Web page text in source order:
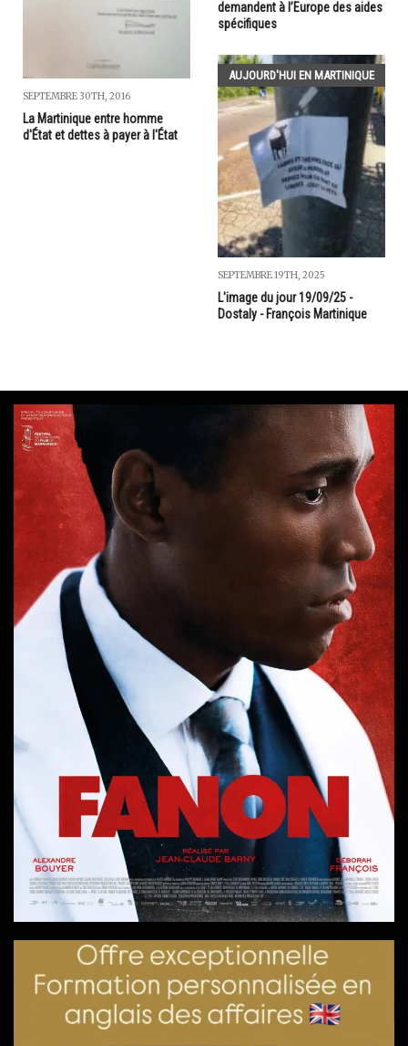
SEPTEMBRE 30TH, 2016
La Martinique entre homme
d'État et dettes à payer à l'État
demandent à l’Europe des aides
spécifiques
AUJOURD'HUI EN MARTINIQUE
SEPTEMBRE 19TH, 2025
L'image du jour 19/09/25 -
Dostaly - François Martinique